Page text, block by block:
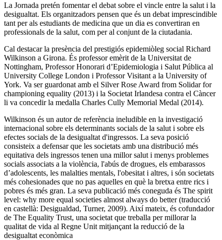
La Jornada pretén fomentar el debat sobre el vincle entre la salut i la
desigualtat. Els organitzadors pensen que és un debat imprescindible
tant per als estudiants de medicina que un dia es convertiran en
professionals de la salut, com per al conjunt de la ciutadania.
Cal destacar la presència del prestigiós epidemiòleg social Richard
Wilkinson a Girona. És professor emèrit de la Universitat de
Nottingham, Professor Honorari d’Epidemiologia i Salut Pública al
University College London i Professor Visitant a la University of
York. Va ser guardonat amb el Silver Rose Award from Solidar for
championing equality (2013) i la Societat Irlandesa contra el Càncer
li va concedir la medalla Charles Cully Memorial Medal (2014).
Wilkinson és un autor de referència ineludible en la investigació
internacional sobre els determinants socials de la salut i sobre els
efectes socials de la desigualtat d'ingressos. La seva posició
consisteix a defensar que les societats amb una distribució més
equitativa dels ingressos tenen una millor salut i menys problemes
socials associats a la violència, l'abús de drogues, els embarassos
d’adolescents, les malalties mentals, l'obesitat i altres, i són societats
més cohesionades que no pas aquelles en què la bretxa entre rics i
pobres és més gran. La seva publicació més coneguda és The spirit
level: why more equal societies almost always do better (traducció
en castellà: Desigualdad, Turner, 2009). Així mateix, és cofundador
de The Equality Trust, una societat que treballa per millorar la
qualitat de vida al Regne Unit mitjançant la reducció de la
desigualtat econòmica